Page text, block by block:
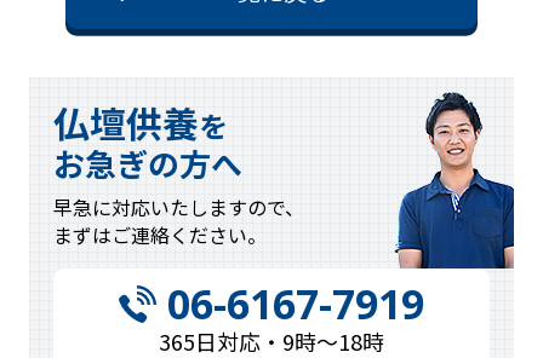
仏壇供養を
お急ぎの方へ
早急に対応いたしますので、
まずはご連絡ください。
06-6167-7919
365日対応・9時〜18時